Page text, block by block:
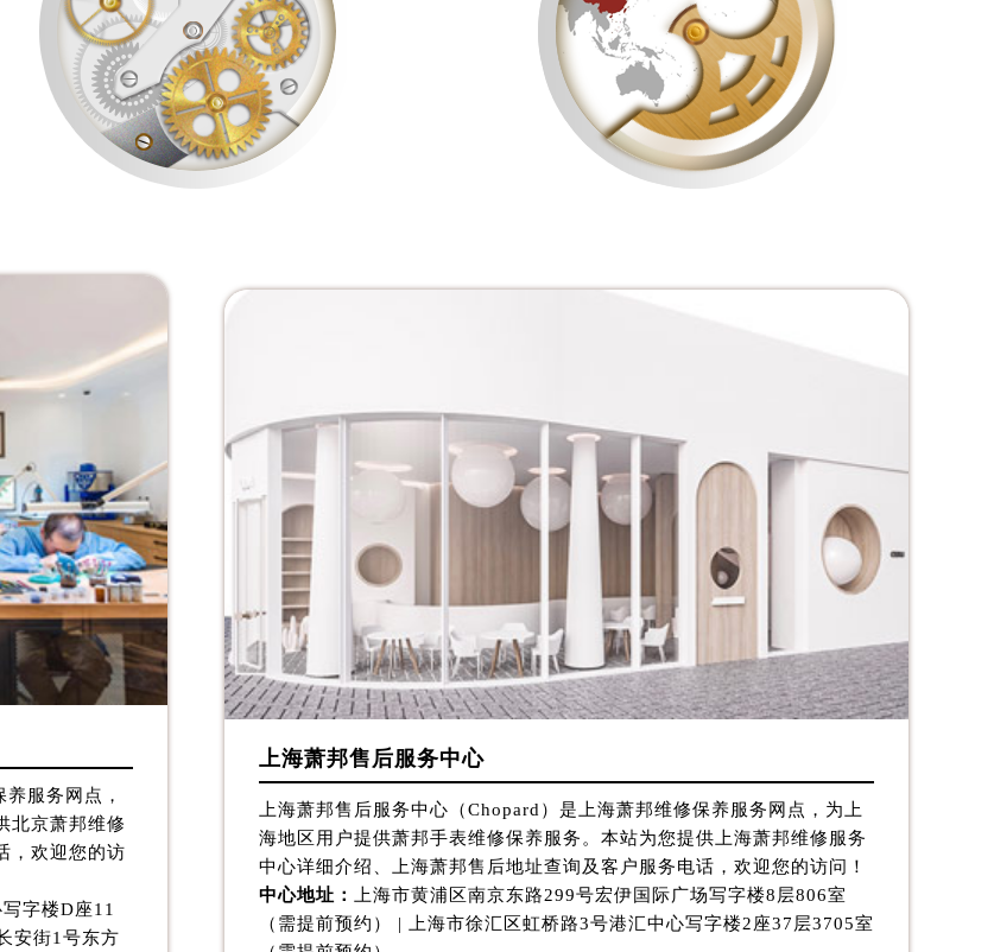
品牌授权店）1层整层（需提前预约）
品牌授权店）1层整层（需提前预约）
）C座17层17-B（需提前预约）
室（需提前预约）
字楼29层03室（需提前预约）
11层1104室（需提前预约）
室（需提前预约）
楼C座22层08室（需提前预约）
09室（需提前预约）
需提前预约）
楼03室（需提前预约）
A座7楼709室（需提前预约）
需提前预约）
室（需提前预约）
厦)18层09室（需提前预约）
心14楼14D（需提前预约）
10层06室（需提前预约）
座13层07室（需提前预约）
E座6楼10室（需提前预约）
1707室（需提前预约）
10层1002室（需提前预约）
楼2002室（需提前预约）
润万象城写字楼（鄂尔多斯大厦）23层2326室（需提前预约）
字楼21层2102室（需提前预约）
心写字楼20层01室（需提前预约）
服务网点，
北京萧邦维修
，欢迎您的访
字楼D座11
安街1号东方
上海萧邦售后服务中心
上海萧邦售后服务中心（Chopard）是上海萧邦维修保养服务网点，为上
海地区用户提供萧邦手表维修保养服务。本站为您提供上海萧邦维修服务
中心详细介绍、上海萧邦售后地址查询及客户服务电话，欢迎您的访问！
中心地址：
上海市黄浦区南京东路299号宏伊国际广场写字楼8层806室
（需提前预约） | 上海市徐汇区虹桥路3号港汇中心写字楼2座37层3705室